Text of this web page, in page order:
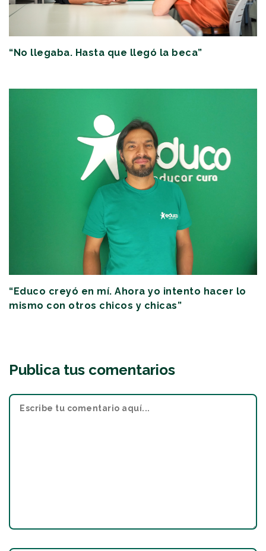
“No llegaba. Hasta que llegó la beca”
“Educo creyó en mí. Ahora yo intento hacer lo
mismo con otros chicos y chicas”
Publica tus comentarios